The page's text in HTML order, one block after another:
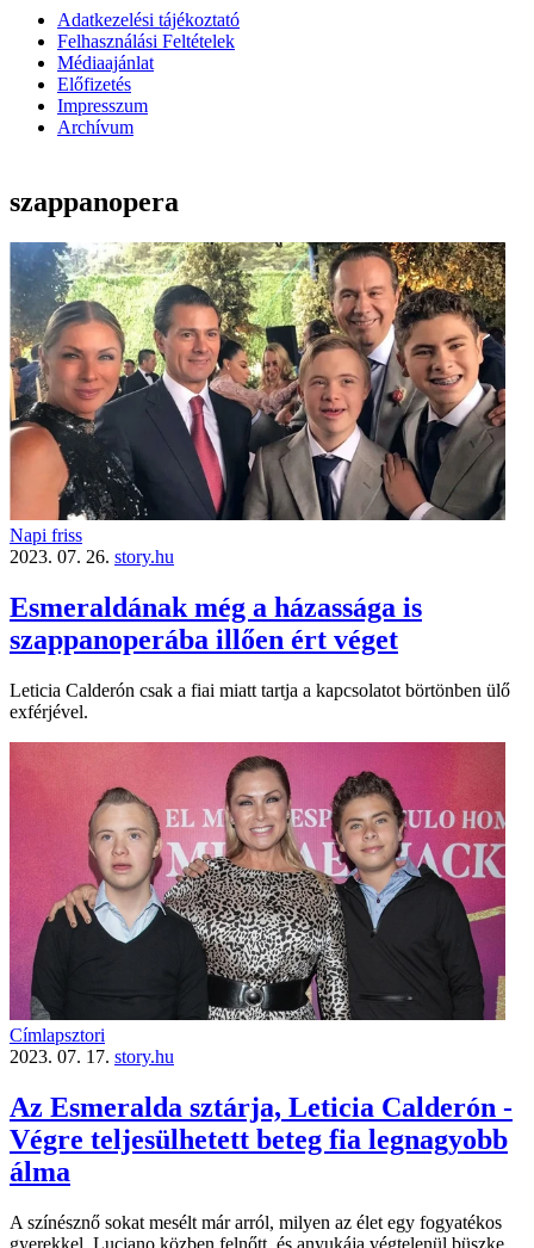
Adatkezelési tájékoztató
Felhasználási Feltételek
Médiaajánlat
Előfizetés
Impresszum
Archívum
szappanopera
Napi friss
2023. 07. 26. story.hu
Esmeraldának még a házassága is
szappanoperába illően ért véget
Leticia Calderón csak a fiai miatt tartja a kapcsolatot börtönben ülő
exférjével.
Címlapsztori
2023. 07. 17. story.hu
Az Esmeralda sztárja, Leticia Calderón -
Végre teljesülhetett beteg fia legnagyobb
álma
A színésznő sokat mesélt már arról, milyen az élet egy fogyatékos
gyerekkel. Luciano közben felnőtt, és anyukája végtelenül büszke